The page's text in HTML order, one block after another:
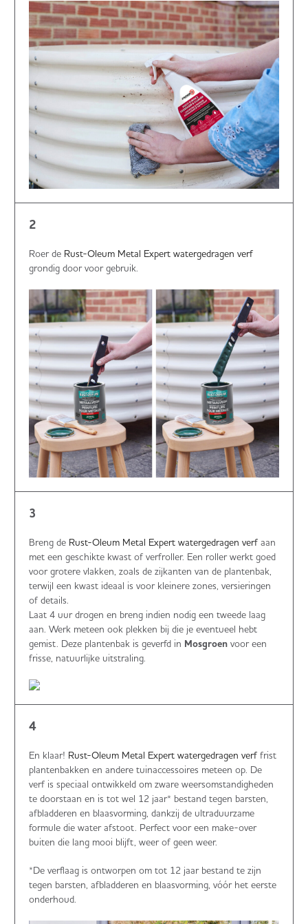
2
Roer de Rust-Oleum Metal Expert watergedragen verf
grondig door voor gebruik.
3
Breng de Rust-Oleum Metal Expert watergedragen verf aan
met een geschikte kwast of verfroller. Een roller werkt goed
voor grotere vlakken, zoals de zijkanten van de plantenbak,
terwijl een kwast ideaal is voor kleinere zones, versieringen
of details.
Laat 4 uur drogen en breng indien nodig een tweede laag
aan. Werk meteen ook plekken bij die je eventueel hebt
gemist. Deze plantenbak is geverfd in Mosgroen voor een
frisse, natuurlijke uitstraling.
4
En klaar! Rust-Oleum Metal Expert watergedragen verf frist
plantenbakken en andere tuinaccessoires meteen op. De
verf is speciaal ontwikkeld om zware weersomstandigheden
te doorstaan en is tot wel 12 jaar* bestand tegen barsten,
afbladderen en blaasvorming, dankzij de ultraduurzame
formule die water afstoot. Perfect voor een make-over
buiten die lang mooi blijft, weer of geen weer.
*De verflaag is ontworpen om tot 12 jaar bestand te zijn
tegen barsten, afbladderen en blaasvorming, vóór het eerste
onderhoud.